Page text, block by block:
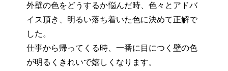
外壁の色をどうするか悩んだ時、色々とアドバ
イス頂き、明るい落ち着いた色に決めて正解で
した。
仕事から帰ってくる時、一番に目につく壁の色
が明るくきれいで嬉しくなります。